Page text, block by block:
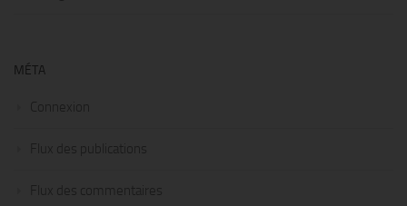
MÉTA
Connexion
Flux des publications
Flux des commentaires